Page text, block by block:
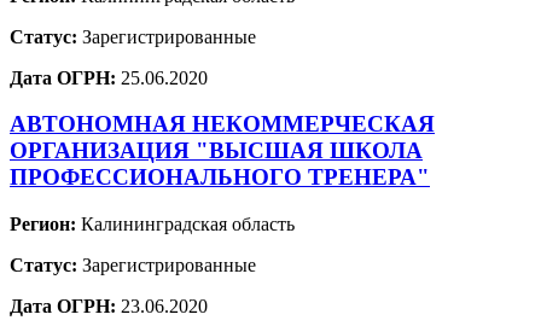
Статус: Зарегистрированные
Дата ОГРН: 25.06.2020
АВТОНОМНАЯ НЕКОММЕРЧЕСКАЯ
ОРГАНИЗАЦИЯ "ВЫСШАЯ ШКОЛА
ПРОФЕССИОНАЛЬНОГО ТРЕНЕРА"
Регион: Калининградская область
Статус: Зарегистрированные
Дата ОГРН: 23.06.2020